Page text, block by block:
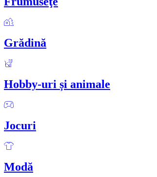
Grădină
Hobby-uri și animale
Jocuri
Modă